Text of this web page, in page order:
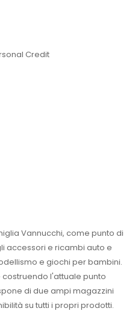
Credit
Vannucchi, come punto di
accessori e ricambi auto e
e giochi per bambini.
costruendo l'attuale punto
di due ampi magazzini
su tutti i propri prodotti.